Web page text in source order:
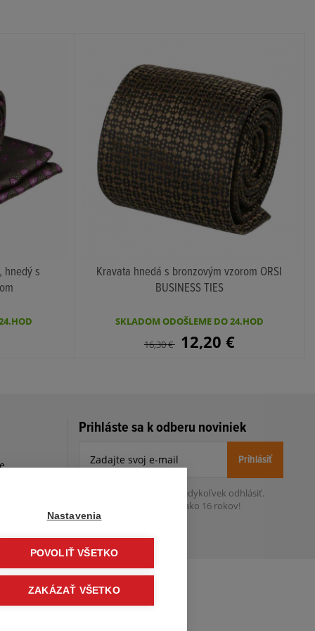
hnedý s
KÚPIŤ
Kravata hnedá s bronzovým vzorom ORSI
BUSINESS TIES
SKLADOM ODOŠLEME DO 24.HOD
16,30€ 12,20 €
Prihláste sa k odberu noviniek
Prihlásiť
Zo zasielania sa môžete kedykoľvek odhlásiť.
Určený pre osoby staršie ako 16 rokov!
Nastavenia
POVOLIŤ VŠETKO
ZAKÁZAŤ VŠETKO